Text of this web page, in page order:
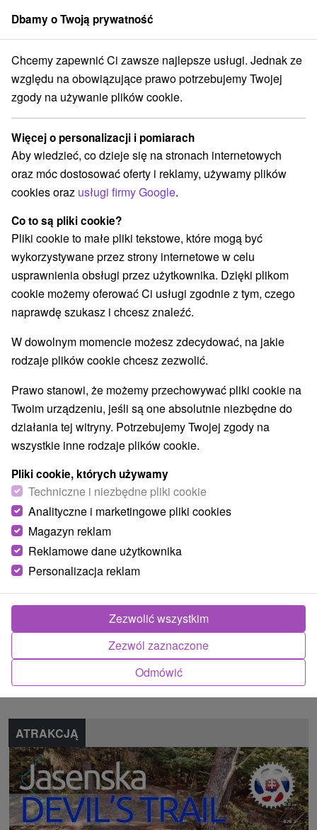
członek grupySorger
Slovensko Žilinský kraj Belá - Dulice Bike park Jasenská
Bike park Jasenská
Wyświetl stronę internetową Przejdź do
+421 904 002 123
info.bikeparkjasenska@gmail.com
Facebook
Opinii Google
Jasenská dolina
038 11 Belá - Dulice
GPS:
N +49° 0' 49.4''
E +19° 0' 36.14''
Region turystyczny
Martinské hole, Turčianska kotlina, Jasenská dolina
Znalazłeś błąd lub chcesz polecić nam nową atrakcję
Zgłoś błąd
ATRAKCJĄ
Dbamy o Twoją prywatność
Chcemy zapewnić Ci zawsze najlepsze usługi. Jednak ze
względu na obowiązujące prawo potrzebujemy Twojej
zgody na używanie plików cookie.
Więcej o personalizacji i pomiarach
Aby wiedzieć, co dzieje się na stronach internetowych
oraz móc dostosować oferty i reklamy, używamy plików
cookies oraz usługi firmy Google.
Co to są pliki cookie?
Pliki cookie to małe pliki tekstowe, które mogą być
wykorzystywane przez strony internetowe w celu
usprawnienia obsługi przez użytkownika. Dzięki plikom
cookie możemy oferować Ci usługi zgodnie z tym, czego
naprawdę szukasz i chcesz znaleźć.
W dowolnym momencie możesz zdecydować, na jakie
rodzaje plików cookie chcesz zezwolić.
Prawo stanowi, że możemy przechowywać pliki cookie na
Twoim urządzeniu, jeśli są one absolutnie niezbędne do
działania tej witryny. Potrzebujemy Twojej zgody na
wszystkie inne rodzaje plików cookie.
Pliki cookie, których używamy
Techniczne i niezbędne pliki cookie
Analityczne i marketingowe pliki cookies
Magazyn reklam
Reklamowe dane użytkownika
Personalizacja reklam
Odmówić
Zezwól zaznaczone
Zezwolić wszystkim